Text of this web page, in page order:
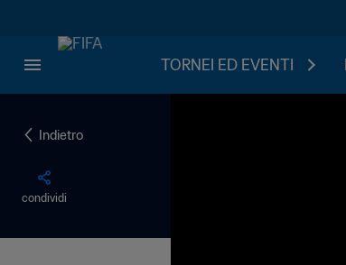
TORNEI ED EVENTI
Indietro
condividi